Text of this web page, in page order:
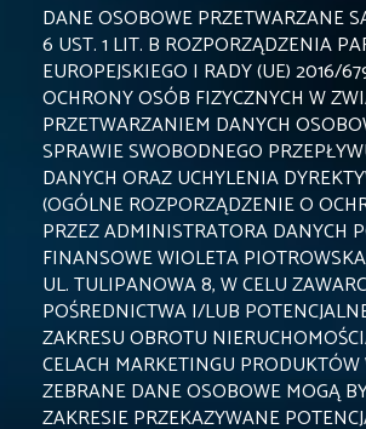
DANE OSOBOWE PRZETWARZANE
6 UST. 1 LIT. B ROZPORZĄDZENIA
EUROPEJSKIEGO I RADY (UE) 2016/
OCHRONY OSÓB FIZYCZNYCH W
PRZETWARZANIEM DANYCH
SPRAWIE SWOBODNEGO
DANYCH ORAZ UCHYLENIA
(OGÓLNE ROZPORZĄDZENIE O
PRZEZ ADMINISTRATORA DANYCH
FINANSOWE WIOLETA
UL. TULIPANOWA 8, W CELU
POŚREDNICTWA I/LUB
ZAKRESU OBROTU
CELACH MARKETINGU PRODUKTÓW
ZEBRANE DANE OSOBOWE MOGĄ
ZAKRESIE PRZEKAZYWANE